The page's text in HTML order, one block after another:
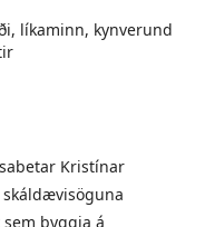
líkaminn, kynverund
Kristínar
byggja á